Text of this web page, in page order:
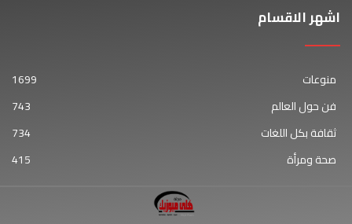
اشهر الاقسام
منوعات
1699
فن حول العالم
743
ثقافة بكل اللغات
734
صحة ومرأة
415